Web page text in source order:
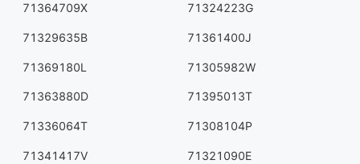
71364709X 71324223G
71329635B 71361400J
71369180L 71305982W
71363880D 71395013T
71336064T 71308104P
71341417V 71321090E